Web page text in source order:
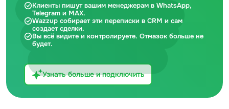
Клиенты пишут вашим менеджерам в WhatsApp,
Telegram и MAX.
Wazzup собирает эти переписки в CRM и сам
создает сделки.
Вы всё видите и контролируете. Отмазок больше не
будет.
Узнать больше и подключить